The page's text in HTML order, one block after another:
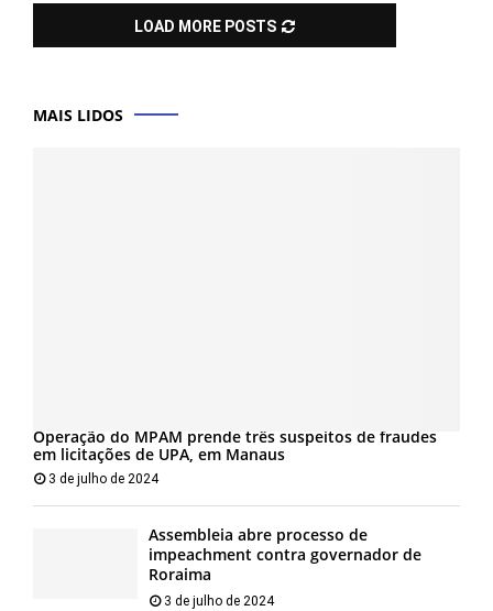
LOAD MORE POSTS
MAIS LIDOS
Operação do MPAM prende três suspeitos de fraudes
em licitações de UPA, em Manaus
3 de julho de 2024
Assembleia abre processo de
impeachment contra governador de
Roraima
3 de julho de 2024